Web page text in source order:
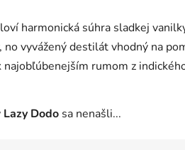
harmonická súhra sladkej
no vyvážený destilát vhodný na
najobľúbenejším rumom z
Lazy Dodo sa nenašli...